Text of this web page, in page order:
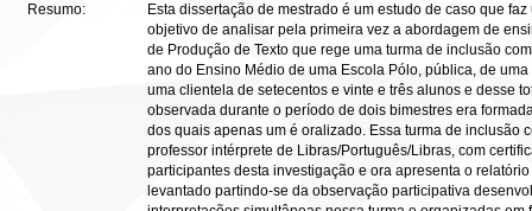
Resumo:
Esta dissertação de mestrado é um estudo de caso que
objetivo de analisar pela primeira vez a abordagem de
de Produção de Texto que rege uma turma de inclusão
ano do Ensino Médio de uma Escola Pólo, pública, de
uma clientela de setecentos e vinte e três alunos e desse
observada durante o período de dois bimestres era
dos quais apenas um é oralizado. Essa turma de inclusão
professor intérprete de Libras/Português/Libras, com
participantes desta investigação e ora apresenta o
levantado partindo-se da observação participativa